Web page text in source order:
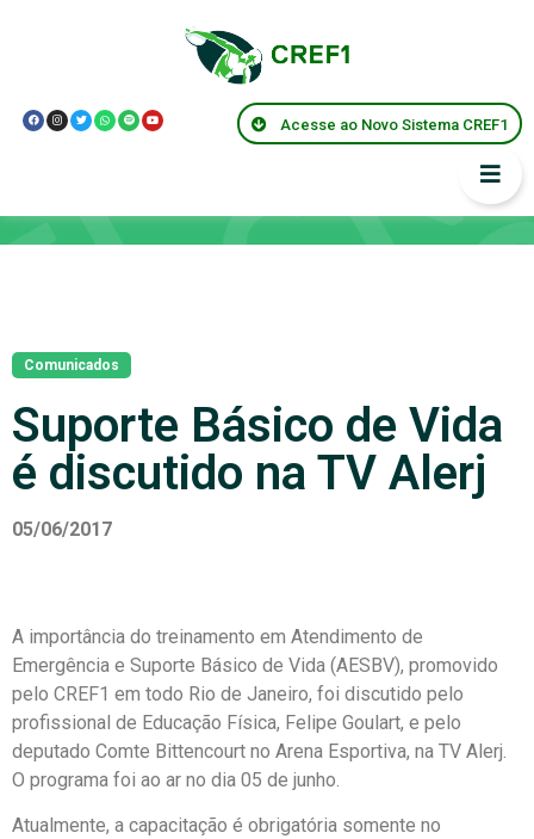
Acesse ao Novo Sistema CREF1
Comunicados
Suporte Básico de Vida
é discutido na TV Alerj
05/06/2017
A importância do treinamento em Atendimento de
Emergência e Suporte Básico de Vida (AESBV), promovido
pelo CREF1 em todo Rio de Janeiro, foi discutido pelo
profissional de Educação Física, Felipe Goulart, e pelo
deputado Comte Bittencourt no Arena Esportiva, na TV Alerj.
O programa foi ao ar no dia 05 de junho.
Atualmente, a capacitação é obrigatória somente no